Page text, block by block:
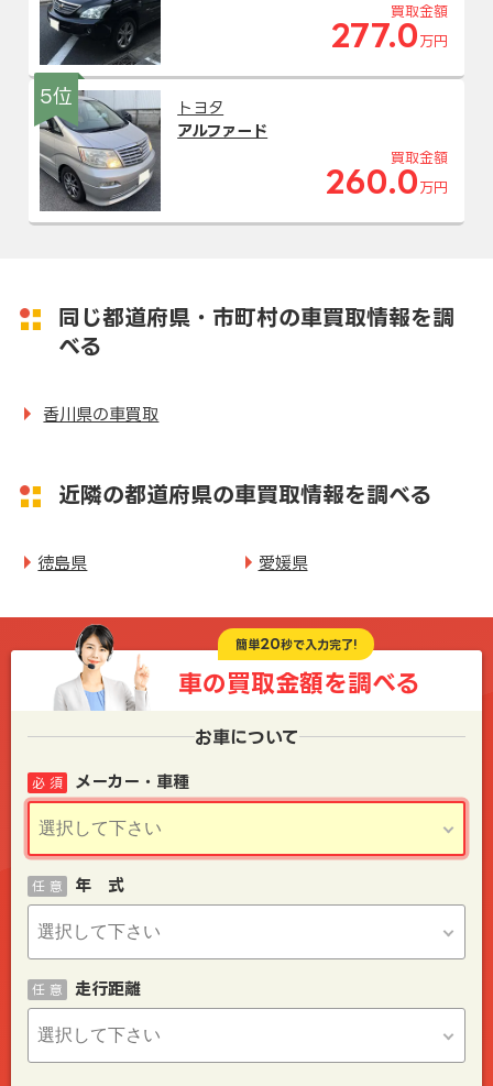
買取金額
277.0 万円
5位
トヨタ
アルファード
買取金額
260.0 万円
同じ都道府県・市町村の車買取情報を調
べる
香川県の車買取
近隣の都道府県の車買取情報を調べる
徳島県 愛媛県
簡単20秒で入力完了!
車の買取金額を調べる
お車について
メーカー・車種
必 須
年 式
任 意
走行距離
任 意